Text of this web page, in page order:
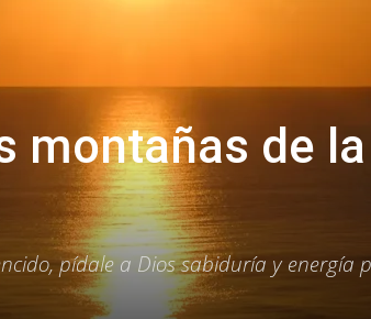
montañas de la
pídale a Dios sabiduría y energía